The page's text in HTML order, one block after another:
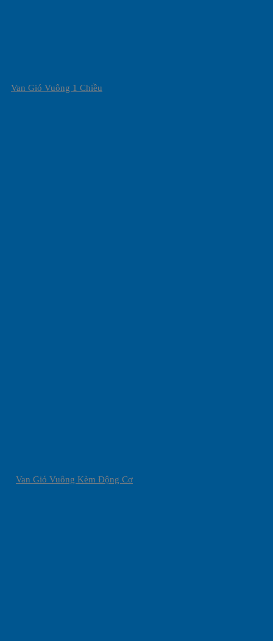
Van Gió Vuông 1 Chiều
Van Gió Vuông Kèm Động Cơ